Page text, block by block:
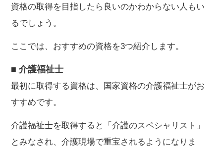
資格の取得を目指したら良いのかわからない人もい
るでしょう。
ここでは、おすすめの資格を3つ紹介します。
■ 介護福祉士
最初に取得する資格は、国家資格の介護福祉士がお
すすめです。
介護福祉士を取得すると「介護のスペシャリスト」
とみなされ、介護現場で重宝されるようになりま